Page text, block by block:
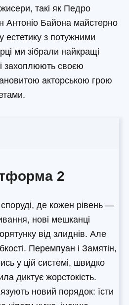
такі як Педро
Антоніо Байона майстерно
естетику з потужними
ми зібрали найкращі
захоплюють своєю
акторською грою
2
де кожен рівень —
нові мешканці
від злиднів. Але
Перемпуан і Замятін,
у цій системі, швидко
диктує жорстокість.
новий порядок: їсти